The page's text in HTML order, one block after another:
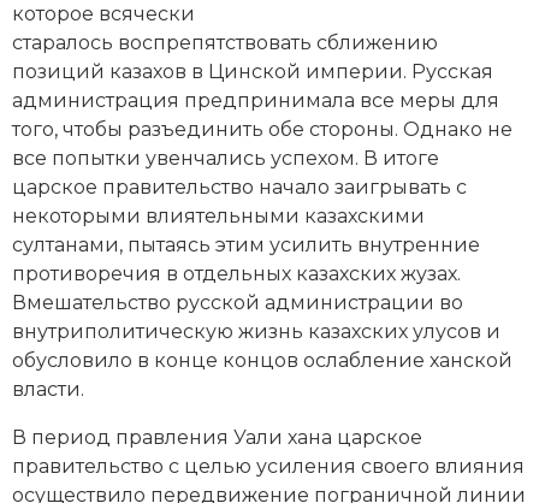
которое всячески
старалось воспрепятствовать сближению
позиций казахов в Цинской империи. Русская
администрация предпринимала все меры для
того, чтобы разъединить обе стороны. Однако не
все попытки увенчались успехом. В итоге
царское правительство начало заигрывать с
некоторыми влиятельными казахскими
султанами, пытаясь этим усилить внутренние
противоречия в отдельных казахских жузах.
Вмешательство русской администрации во
внутриполитическую жизнь казахских улусов и
обусловило в конце концов ослабление ханской
власти.
В период правления Уали хана царское
правительство с целью усиления своего влияния
осуществило передвижение пограничной линии